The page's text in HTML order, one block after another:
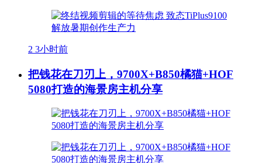
2 3小时前
把钱花在刀刃上，9700X+B850橘猫+HOF
5080打造的海景房主机分享